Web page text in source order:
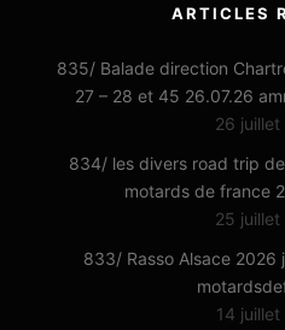
ARTICLES
835/ Balade direction
27 – 28 et 45 26.07.26
26 juillet
834/ les divers road trip
motards de france
25 juillet
833/ Rasso Alsace 2026
14